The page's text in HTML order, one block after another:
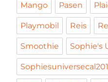
Mango Pasen
Playmobil Reis
Smoothie Sophie's